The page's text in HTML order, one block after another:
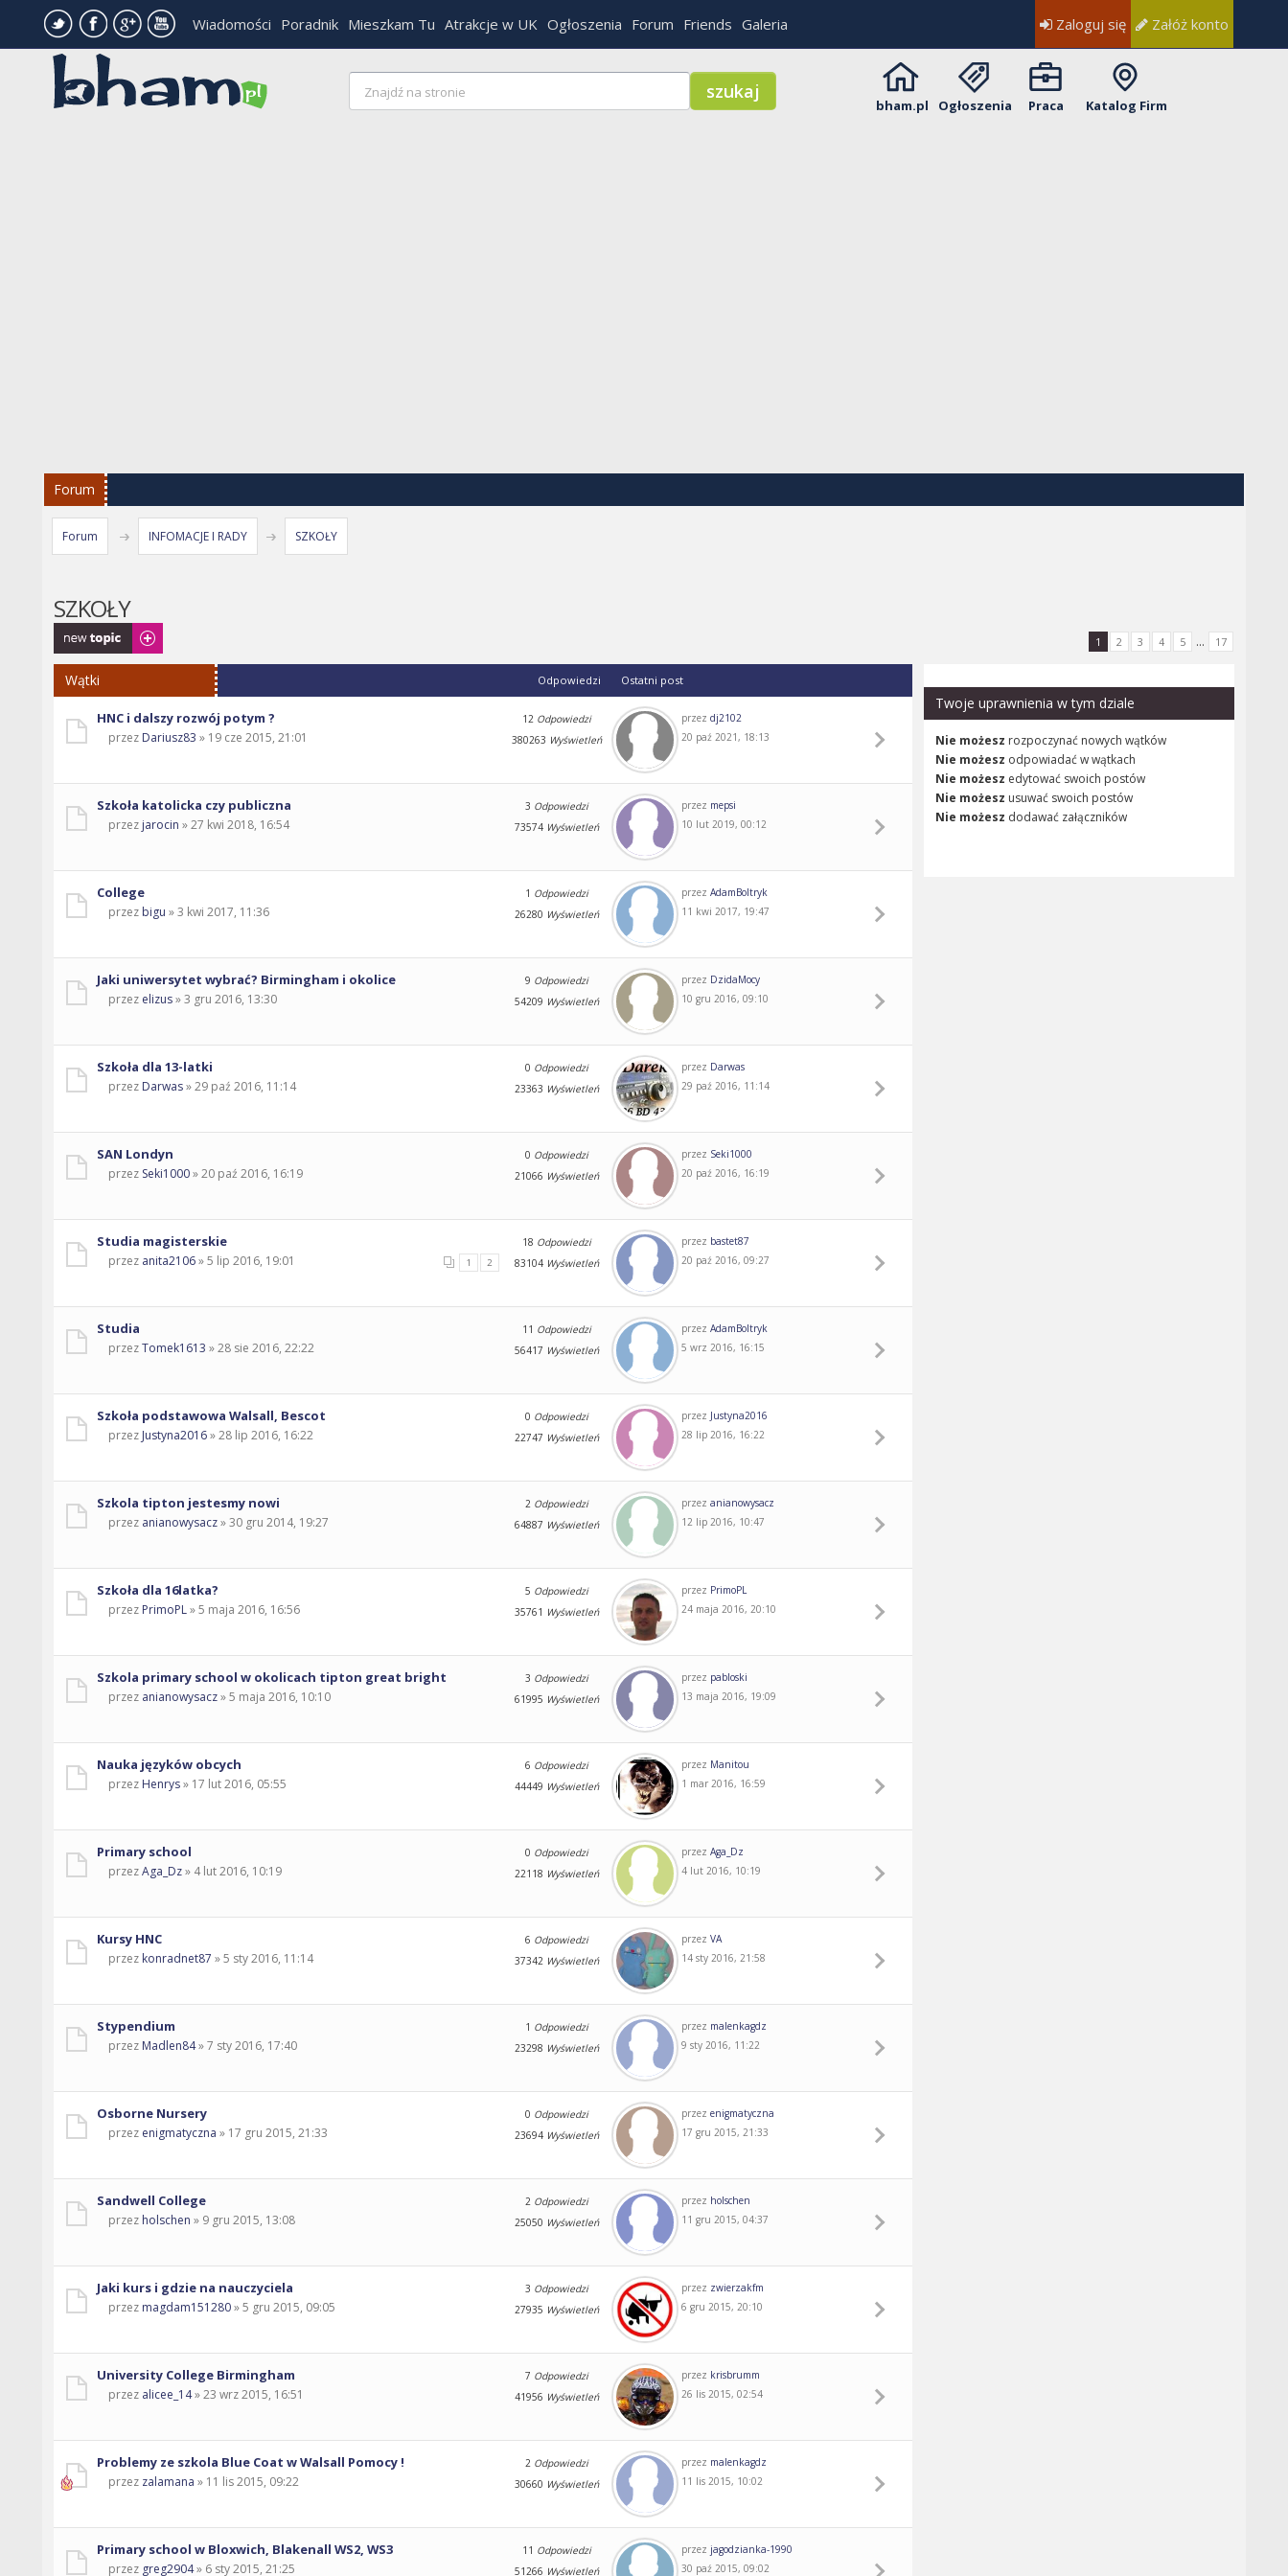
Wiadomości Poradnik Mieszkam Tu Atrakcje w UK Ogłoszenia Forum Friends Galeria Zaloguj się Załóż konto
bham.pl Ogłoszenia Praca Katalog Firm
Forum
Forum INFOMACJE I RADY SZKOŁY
SZKOŁY
Napisz wątek
1 2 3 4 5 ... 17
Wątki Odpowiedzi Ostatni post
HNC i dalszy rozwój potym ?
przez Dariusz83 » 19 cze 2015, 21:01
12 Odpowiedzi
380263 Wyświetleń
przez dj2102
20 paź 2021, 18:13
Szkoła katolicka czy publiczna
przez jarocin » 27 kwi 2018, 16:54
3 Odpowiedzi
73574 Wyświetleń
przez mepsi
10 lut 2019, 00:12
College
przez bigu » 3 kwi 2017, 11:36
1 Odpowiedzi
26280 Wyświetleń
przez AdamBoltryk
11 kwi 2017, 19:47
Jaki uniwersytet wybrać? Birmingham i okolice
przez elizus» 3 gru 2016, 13:30
9 Odpowiedzi
54209 Wyświetleń
przez DzidaMocy
10 gru 2016, 09:10
Szkoła dla 13-latki
przez Darwas» 29 paź 2016, 11:14
0 Odpowiedzi
23363 Wyświetleń
przez Darwas
29 paź 2016, 11:14
SAN Londyn
przez Seki1000» 20 paź 2016, 16:19
0 Odpowiedzi
21066 Wyświetleń
przez Seki1000
20 paź 2016, 16:19
Studia magisterskie
1 2
przez anita2106» 5 lip 2016, 19:01
18 Odpowiedzi
83104 Wyświetleń
przez bastet87
20 paź 2016, 09:27
Studia
przezTomek1613 » 28 sie 2016, 22:22
11 Odpowiedzi
56417 Wyświetleń
przez AdamBoltryk
5 wrz 2016, 16:15
Szkoła podstawowa Walsall, Bescot
przez Justyna2016» 28 lip 2016, 16:22
0 Odpowiedzi
22747 Wyświetleń
przez Justyna2016
28 lip 2016, 16:22
Szkola tipton jestesmy nowi
przez anianowysacz» 30 gru 2014, 19:27
2 Odpowiedzi
64887 Wyświetleń
przez anianowysacz
12 lip 2016, 10:47
Szkoła dla 16latka?
przez PrimoPL» 5 maja 2016, 16:56
5 Odpowiedzi
35761 Wyświetleń
przez PrimoPL
24 maja 2016, 20:10
Szkola primary school w okolicach tipton great bright
przez anianowysacz» 5 maja 2016, 10:10
3 Odpowiedzi
61995 Wyświetleń
przez pabloski
13 maja 2016, 19:09
Nauka języków obcych
przez Henrys» 17 lut 2016, 05:55
6 Odpowiedzi
44449 Wyświetleń
przez Manitou
1 mar 2016, 16:59
Primary school
przezAga_Dz» 4 lut 2016, 10:19
0 Odpowiedzi
22118 Wyświetleń
przez Aga_Dz
4 lut 2016, 10:19
Kursy HNC
przez konradnet87 » 5 sty 2016, 11:14
6 Odpowiedzi
37342 Wyświetleń
przez VA
14 sty 2016, 21:58
Stypendium
przez Madlen84» 7 sty 2016, 17:40
1 Odpowiedzi
23298 Wyświetleń
przez malenkagdz
9 sty 2016, 11:22
Osborne Nursery
przez enigmatyczna » 17 gru 2015, 21:33
0 Odpowiedzi
23694 Wyświetleń
przez enigmatyczna
17 gru 2015, 21:33
Sandwell College
przez holschen » 9 gru 2015, 13:08
2 Odpowiedzi
25050 Wyświetleń
przez holschen
11 gru 2015, 04:37
Jaki kurs i gdzie na nauczyciela
przez magdam151280» 5 gru 2015, 09:05
3 Odpowiedzi
27935 Wyświetleń
przez zwierzakfm
6 gru 2015, 20:10
University College Birmingham
przez alicee_14» 23 wrz 2015, 16:51
7 Odpowiedzi
41956 Wyświetleń
przez krisbrumm
26 lis 2015, 02:54
Problemy ze szkola Blue Coat w Walsall Pomocy !
przez zalamana » 11 lis 2015, 09:22
2 Odpowiedzi
30660 Wyświetleń
przez malenkagdz
11 lis 2015, 10:02
Primary school w Bloxwich, Blakenall WS2, WS3
przez greg2904» 6 sty 2015, 21:25
11 Odpowiedzi
51266 Wyświetleń
przez jagodzianka-1990
30 paź 2015, 09:02
Twoje uprawnienia w tym dziale
Nie możesz rozpoczynać nowych wątków
Nie możesz odpowiadać w wątkach
Nie możesz edytować swoich postów
Nie możesz usuwać swoich postów
Nie możesz dodawać załączników